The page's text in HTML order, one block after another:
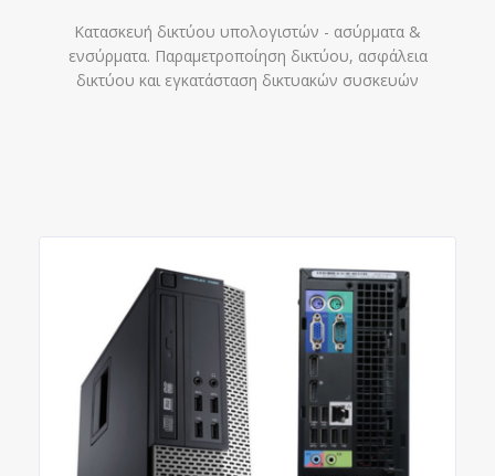
Κατασκευή δικτύου υπολογιστών - ασύρματα &
ενσύρματα. Παραμετροποίηση δικτύου, ασφάλεια
δικτύου και εγκατάσταση δικτυακών συσκευών